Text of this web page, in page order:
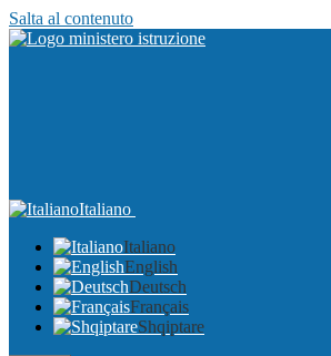
Salta al contenuto
Italiano
Italiano
English
Deutsch
Français
Shqiptare